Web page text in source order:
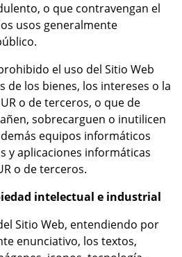
o que contravengan el
usos generalmente
el uso del Sitio Web
de los bienes, los intereses o la
o de terceros, o que de
sobrecarguen o inutilicen
equipos informáticos
y aplicaciones informáticas
o de terceros.
intelectual e industrial
Sitio Web, entendiendo por
enunciativo, los textos,